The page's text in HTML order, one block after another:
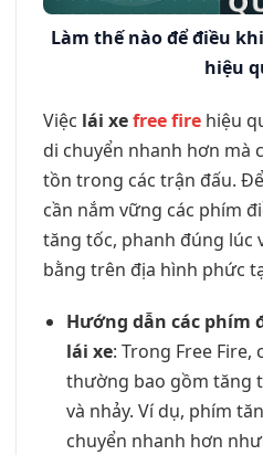
Làm thế nào để điều
hiệu
Việc lái xefree fire hiệu
di chuyển nhanh hơn mà
tồn trong các trận đấu.
cần nắm vững các phím
tăng tốc, phanh đúng lúc
bằng trên địa hình phức
Hướng dẫn các phím
lái xe: Trong Free Fire,
thường bao gồm tăng
và nhảy. Ví dụ, phím
chuyển nhanh hơn